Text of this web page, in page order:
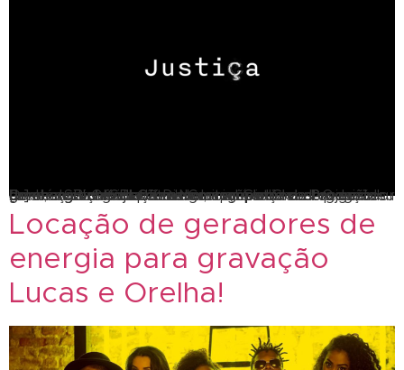
Que a Justiça seja feita: Nosso gerador de energia deu um show nas gravações da minissérie Global. O gerador de energia da SBLOK marcou presença no Projac – também conhecida como Central Globo de Produções. Presença confirmada nas gravações e eventos em geral, a SBLOK dispõe de uma ampla linha de gerador de energia movidos a Diesel, com potências que vão […]
Locação de geradores de
energia para gravação
Lucas e Orelha!